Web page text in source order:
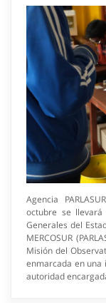
Agencia
octubre se
Generales del
MERCOSUR
Misión del
enmarcada en una
autoridad